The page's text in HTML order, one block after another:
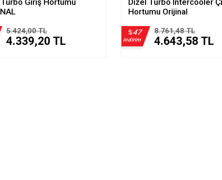
5.424,00 TL
4.339,20 TL
Hortumu Orijinal
%47
indirim
8.761,48 TL
4.643,58 TL